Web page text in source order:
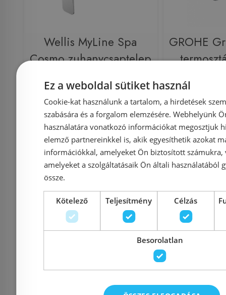
Wellis MyLine Spa
Cosmo zuhanycsaptelep
Azonosító: 165845
Cikkszám: ACS0206
44 900 Ft 42 650 Ft
Kosárba
GROHE
-15% Raktáron
Ez a weboldal sütiket használ
Cookie-kat használunk a tartalom, a hirdetések
szabására és a forgalom elemzésére. Webhelyünk
használatára vonatkozó információkat megosztjuk
elemző partnereinkkel is, akik egyesíthetik azokat
információkkal, amelyeket Ön biztosított számukra,
amelyeket a szolgáltatásaik Ön általi használatából
össze.
Kötelező Teljesítmény Célzás
Besorolatlan